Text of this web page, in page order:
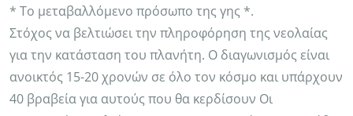
* Το μεταβαλλόμενο πρόσωπο της γης *.
Στόχος να βελτιώσει την πληροφόρηση της νεολαίας
για την κατάσταση του πλανήτη. Ο διαγωνισμός είναι
ανοικτός 15-20 χρονών σε όλο τον κόσμο και υπάρχουν
40 βραβεία για αυτούς που θα κερδίσουν Οι